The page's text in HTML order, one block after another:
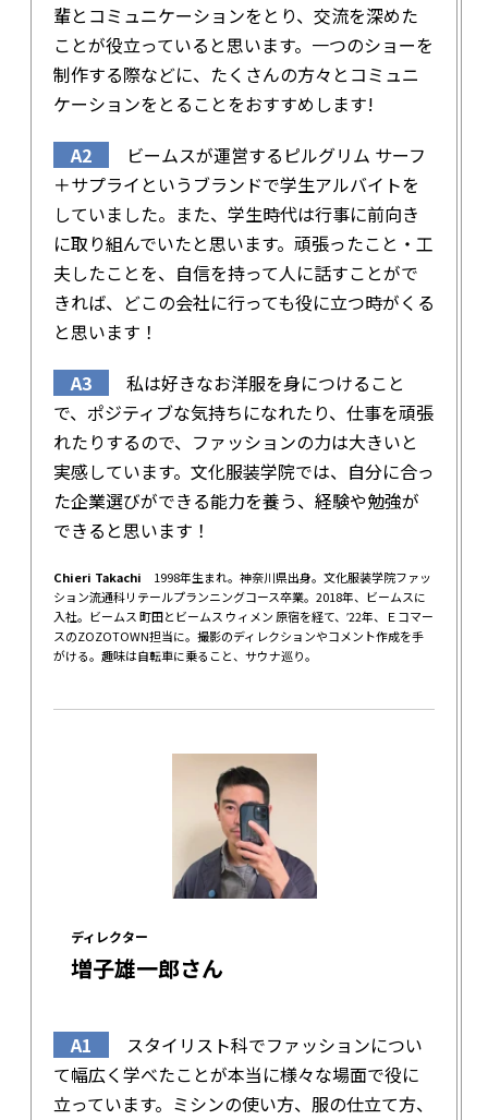
輩とコミュニケーションをとり、交流を深めた
ことが役立っていると思います。一つのショーを
制作する際などに、たくさんの方々とコミュニ
ケーションをとることをおすすめします!
A2
ビームスが運営するピルグリム サーフ
＋サプライというブランドで学生アルバイトを
していました。また、学生時代は行事に前向き
に取り組んでいたと思います。頑張ったこと・工
夫したことを、自信を持って人に話すことがで
きれば、どこの会社に行っても役に立つ時がくる
と思います！
A3
私は好きなお洋服を身につけること
で、ポジティブな気持ちになれたり、仕事を頑張
れたりするので、ファッションの力は大きいと
実感しています。文化服装学院では、自分に合っ
た企業選びができる能力を養う、経験や勉強が
できると思います！
Chieri Takachi
1998年生まれ。神奈川県出身。文化服装学院ファッ
ション流通科リテールプランニングコース卒業。2018年、ビームスに
入社。ビームス 町田とビームス ウィメン 原宿を経て、ʼ22年、Ｅコマー
スのZOZOTOWN担当に。撮影のディレクションやコメント作成を手
がける。趣味は自転車に乗ること、サウナ巡り。
ディレクター
増子雄一郎さん
A1
スタイリスト科でファッションについ
て幅広く学べたことが本当に様々な場面で役に
立っています。ミシンの使い方、服の仕立て方、